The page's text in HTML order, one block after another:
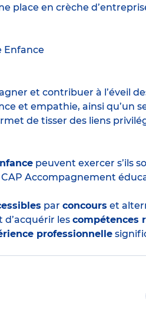
place en crèche
Enfance
et contribuer à l’éveil
et empathie, ainsi qu’un
de tisser des liens
peuvent exercer s’ils
Accompagnement
par concours et
d’acquérir les compétences
professionnelle